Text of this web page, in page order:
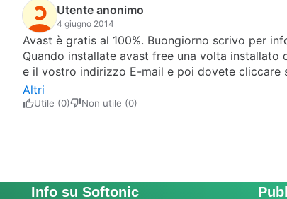
Utente anonimo
4 giugno 2014
Avast è gratis al 100%. Buongiorno scrivo per
Quando installate avast free una volta
e il vostro indirizzo E-mail e poi dovete cliccare
Altri
Utile (0) Non utile (0)
Info su Softonic